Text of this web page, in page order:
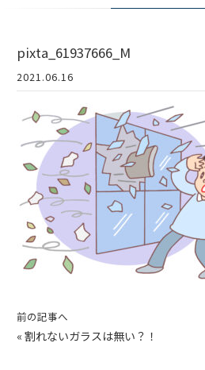
pixta_61937666_M
2021.06.16
前の記事へ
« 割れないガラスは無い？！